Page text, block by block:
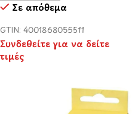
Σε απόθεμα
GTIN: 4001868055511
Συνδεθείτε για να δείτε
τιμές